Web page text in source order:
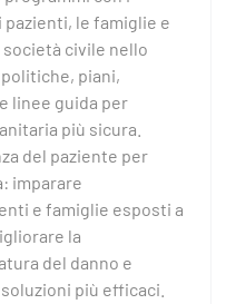
le famiglie e
società civile nello
piani,
linee guida per
più sicura.
del paziente per
imparare
e famiglie esposti a
la
del danno e
più efficaci.